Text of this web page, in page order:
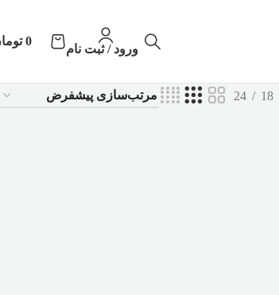
ورود / ثبت نام
0
18
24